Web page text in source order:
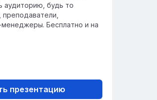
аудиторию, будь то
Бесплатно и на
презентацию